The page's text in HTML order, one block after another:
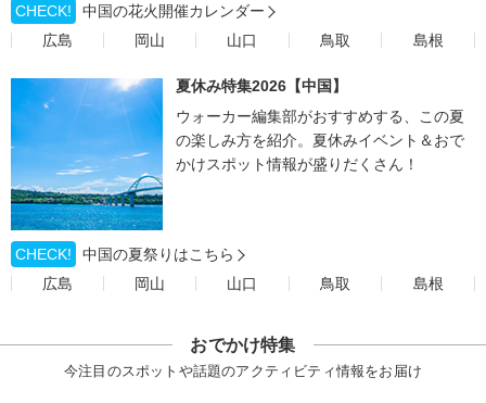
CHECK!
中国の花火開催カレンダー
広島
岡山 山口 鳥取 島根
夏休み特集2026【中国】
ウォーカー編集部がおすすめする、この夏
の楽しみ方を紹介。夏休みイベント＆おで
かけスポット情報が盛りだくさん！
CHECK!
中国の夏祭りはこちら
広島
岡山 山口 鳥取 島根
おでかけ特集
今注目のスポットや話題のアクティビティ情報をお届け